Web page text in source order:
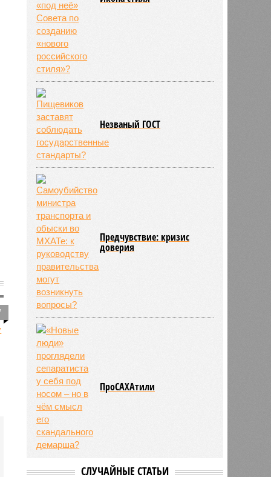
Незваный ГОСТ
Предчувствие: кризис
доверия
ПроСАХАтили
СЛУЧАЙНЫЕ СТАТЬИ